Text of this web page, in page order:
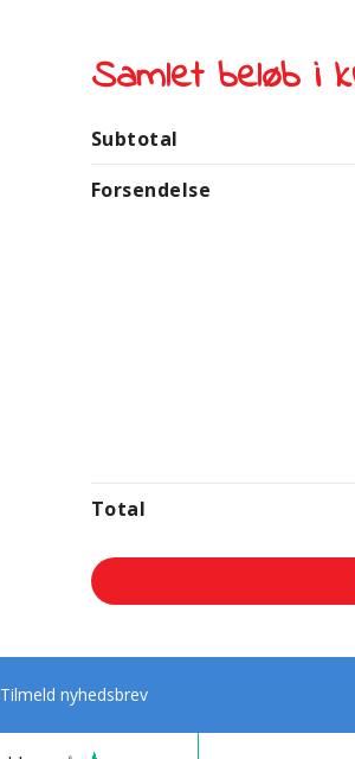
Samlet beløb i
Subtotal
Forsendelse
Total
Tilmeld nyhedsbrev